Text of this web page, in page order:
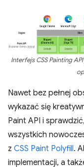
Interfejs CSS Painting
Nawet bez pełnej
wykazać się
Paint API i
wszystkich
z CSS Paint Polyfill.
implementacji, a